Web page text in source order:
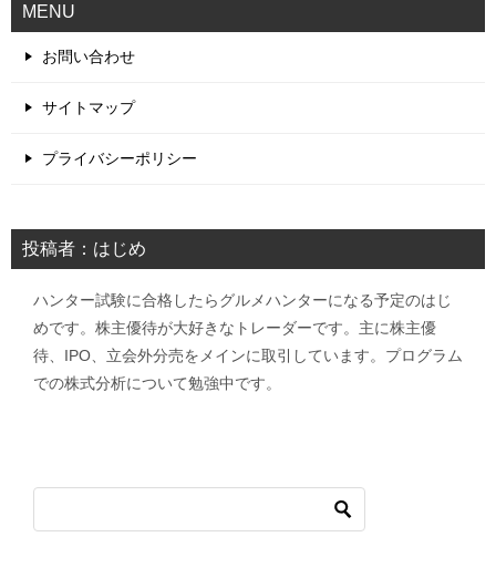
MENU
お問い合わせ
サイトマップ
プライバシーポリシー
投稿者：はじめ
ハンター試験に合格したらグルメハンターになる予定のはじ
めです。株主優待が大好きなトレーダーです。主に株主優
待、IPO、立会外分売をメインに取引しています。プログラム
での株式分析について勉強中です。